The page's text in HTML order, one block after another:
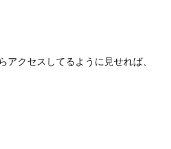
クセスしてるように見せれば、